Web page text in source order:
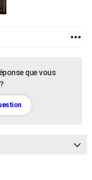
que vous